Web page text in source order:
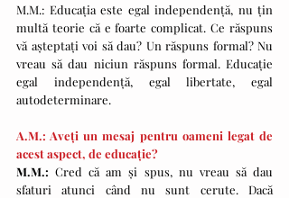
M.M.: Educația este egal independență, nu țin
multă teorie că e foarte complicat. Ce răspuns
vă așteptați voi să dau? Un răspuns formal? Nu
vreau să dau niciun răspuns formal. Educație
egal independență, egal libertate, egal
autodeterminare.
A.M.: Aveți un mesaj pentru oameni legat de
acest aspect, de educație?
M.M.: Cred că am și spus, nu vreau să dau
sfaturi atunci când nu sunt cerute. Dacă